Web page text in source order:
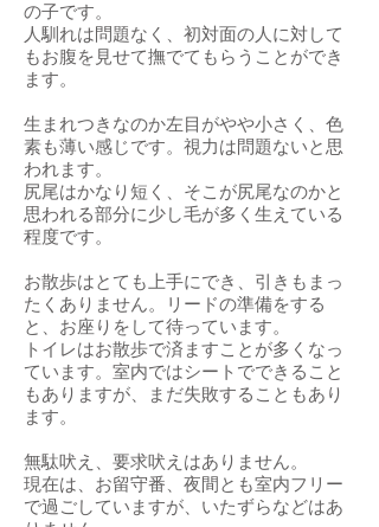
の子です。
人馴れは問題なく、初対面の人に対して
もお腹を見せて撫でてもらうことができ
ます。
生まれつきなのか左目がやや小さく、色
素も薄い感じです。視力は問題ないと思
われます。
尻尾はかなり短く、そこが尻尾なのかと
思われる部分に少し毛が多く生えている
程度です。
お散歩はとても上手にでき、引きもまっ
たくありません。リードの準備をする
と、お座りをして待っています。
トイレはお散歩で済ますことが多くなっ
ています。室内ではシートでできること
もありますが、まだ失敗することもあり
ます。
無駄吠え、要求吠えはありません。
現在は、お留守番、夜間とも室内フリー
で過ごしていますが、いたずらなどはあ